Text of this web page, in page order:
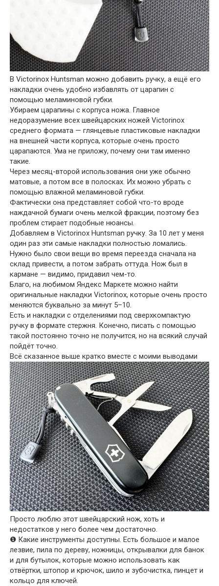
В Victorinox Huntsman можно добавить ручку, а ещё его
накладки очень удобно избавлять от царапин с
помощью меламиновой губки.
Убираем царапины с корпуса ножа. Главное
недоразумение всех швейцарских ножей Victorinox
среднего формата — глянцевые пластиковые накладки
на внешней части корпуса, которые очень просто
царапаются. Ума не приложу, почему они там именно
такие.
Через месяц-второй использования они уже обычно
матовые, а потом все в полосках. Их можно убрать с
помощью влажной меламиновой губки.
Фактически она представляет собой что-то вроде
наждачной бумаги очень мелкой фракции, поэтому без
проблем стирает подобные нюансы.
Добавляем в Victorinox Huntsman ручку. За 10 лет у меня
один раз эти самые накладки полностью ломались.
Нужно было свои вещи во время переезда сначала на
склад привести, а потом забрать оттуда. Нож был в
кармане — видимо, придавил чем-то.
Благо, на любимом Яндекс Маркете можно найти
оригинальные накладки Victorinox, которые очень просто
меняются буквально за минут 5–10.
Есть и накладки с отделениями под сверхкомпактую
ручку в формате стержня. Конечно, писать с помощью
такой постоянно точно не получится, но на всякий случай
пойдёт точно.
Всё сказанное выше кратко вместе с моими выводами
Просто люблю этот швейцарский нож, хоть и
недостатков у него более чем достаточно.
❶ Какие инструменты доступны. Есть большое и малое
лезвие, пила по дереву, ножницы, открывалки для банок
и для бутылок, которые можно использовать как
отвёртки, штопор и крючок, шило и зубочистка, пинцет и
кольцо для ключей.